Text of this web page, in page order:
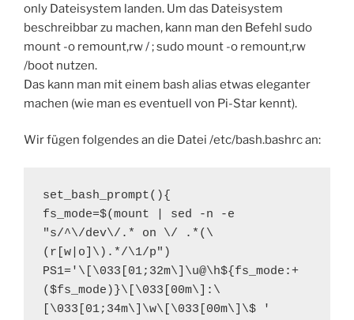
only Dateisystem landen. Um das Dateisystem
beschreibbar zu machen, kann man den Befehl sudo
mount -o remount,rw / ; sudo mount -o remount,rw
/boot nutzen.
Das kann man mit einem bash alias etwas eleganter
machen (wie man es eventuell von Pi-Star kennt).
Wir fügen folgendes an die Datei /etc/bash.bashrc an:
set_bash_prompt(){
fs_mode=$(mount | sed -n -e
"s/^\/dev\/.* on \/ .*(\
(r[w|o]\).*/\1/p")
PS1='\[\033[01;32m\]\u@\h${fs_mode:+
($fs_mode)}\[\033[00m\]:\
[\033[01;34m\]\w\[\033[00m\]\$ '